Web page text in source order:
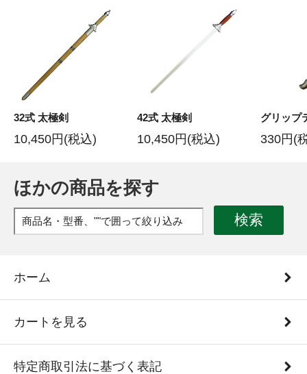
32式 太極剣
10,450円(税込)
42式 太極剣
10,450円(税込)
グリップ
330円(
ほかの商品を探す
検索
ホーム
カートを見る
特定商取引法に基づく表記